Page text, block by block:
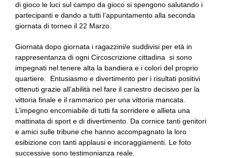
di gioco le luci sul campo da gioco si spengono salutando i
partecipanti e dando a tutti l’appuntamento alla seconda
giornata di torneo il 22 Marzo.
Giornata dopo giornata i ragazzini/e suddivisi per età in
rappresentanza di ogni Circoscrizione cittadina si sono
impegnati nel tenere alta la bandiera e i colori del proprio
quartiere. Entusiasmo e divertimento per i risultati positivi
ottenuti grazie all’abilità nel fare il canestro decisivo per la
vittoria finale e il rammarico per una vittoria mancata.
L’impegno encomiabile di tutti fa sorridere e allieta una
mattinata di sport e di divertimento. Da cornice tanti genitori
e amici sulle tribune che hanno accompagnato la loro
esibizione con tanti applausi e incoraggiamenti. Le foto
successive sono testimonianza reale.